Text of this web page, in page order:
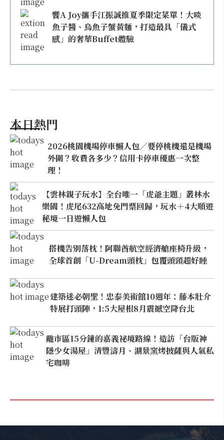
饗A Joy攜手江振誠推夏季限定菜單！大啖
魚子醬、烏魚子蟹黃麵，打造最具「儀式
感」的奢華Buffet體驗
本日熱門
2026桃園機場停車懶人包／要停桃機還是機場
外圍？收費各多少？信用卡停車優惠一次整
理！
【雲林親子玩水】全台唯一「虎爺主題」叢林水
樂園！虎尾632高地免門票回歸，玩水＋4大順遊
秘境一日遊懶人包
搭機告別落枕！阿聯酋航空經濟艙座椅升級，
全球首創「U-Dream頭枕」包覆頭頸超好睡
建築迷必朝聖！忠泰美術館10週年：藤本壯介
特展打頭陣，1:5大屋根8月震撼空降台北
離市區15分鐘的嘉義祕境路線！造訪「台版神
隱少女湯屋」清豐濤月、湖景窯烤披薩與人氣私
宅咖啡